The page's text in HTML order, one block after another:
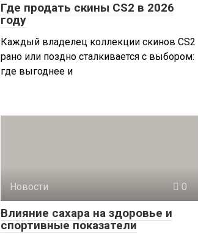
Где продать скины CS2 в 2026
году
Каждый владелец коллекции скинов CS2
рано или поздно сталкивается с выбором:
где выгоднее и
Новости 0
Влияние сахара на здоровье и
спортивные показатели